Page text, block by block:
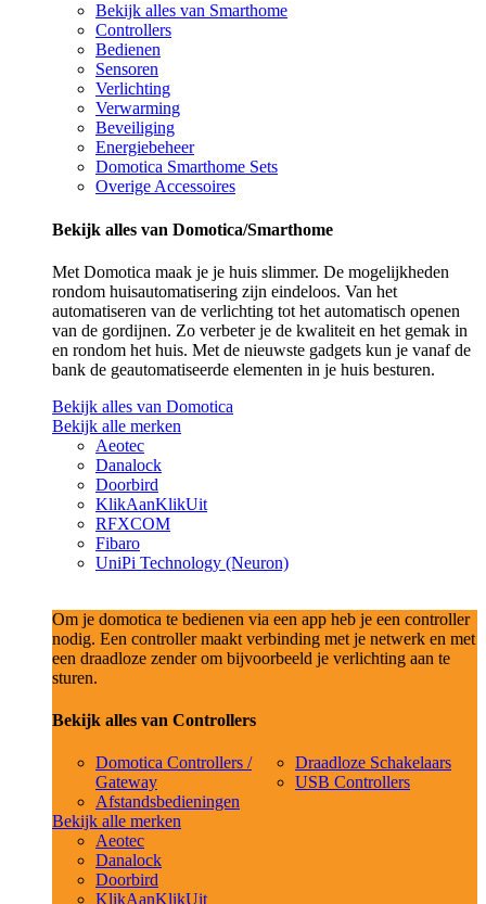
Bekijk alles van Smarthome
Controllers
Bedienen
Sensoren
Verlichting
Verwarming
Beveiliging
Energiebeheer
Domotica Smarthome Sets
Overige Accessoires
Bekijk alles van Domotica/Smarthome
Met Domotica maak je je huis slimmer. De mogelijkheden
rondom huisautomatisering zijn eindeloos. Van het
automatiseren van de verlichting tot het automatisch openen
van de gordijnen. Zo verbeter je de kwaliteit en het gemak in
en rondom het huis. Met de nieuwste gadgets kun je vanaf de
bank de geautomatiseerde elementen in je huis besturen.
Bekijk alles van Domotica
Bekijk alle merken
Aeotec
Danalock
Doorbird
KlikAanKlikUit
RFXCOM
Fibaro
UniPi Technology (Neuron)
Om je domotica te bedienen via een app heb je een controller
nodig. Een controller maakt verbinding met je netwerk en met
een draadloze zender om bijvoorbeeld je verlichting aan te
sturen.
Bekijk alles van Controllers
Domotica Controllers /
Gateway
Afstandsbedieningen
Draadloze Schakelaars
USB Controllers
Bekijk alle merken
Aeotec
Danalock
Doorbird
KlikAanKlikUit